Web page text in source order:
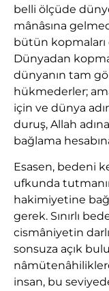
belli ölçüde
mânâsına
bütün kopmaları
Dünyadan
dünyanın tam
hükmederler;
için ve dünya
duruş, Allah
bağlama
Esasen, bedeni
ufkunda
hakimiyetine
gerek. Sınırlı
cismâniyetin
sonsuza açık
insan, bu